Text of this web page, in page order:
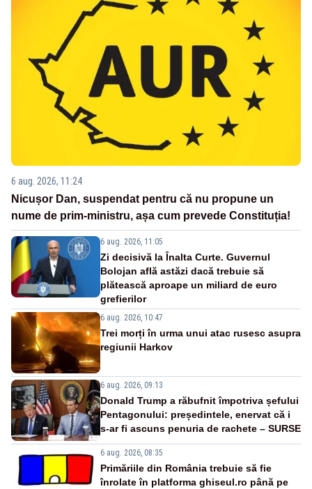
6 aug. 2026, 11:24
Nicușor Dan, suspendat pentru că nu propune un
nume de prim-ministru, așa cum prevede Constituția!
6 aug. 2026, 11:05
Zi decisivă la Înalta Curte. Guvernul
Bolojan află astăzi dacă trebuie să
plătească aproape un miliard de euro
grefierilor
6 aug. 2026, 10:47
Trei morți în urma unui atac rusesc asupra
regiunii Harkov
6 aug. 2026, 09:13
Donald Trump a răbufnit împotriva șefului
Pentagonului: președintele, enervat că i
s-ar fi ascuns penuria de rachete – SURSE
6 aug. 2026, 08:35
Primăriile din România trebuie să fie
înrolate în platforma ghiseul.ro până pe